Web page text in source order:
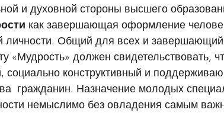
и духовной стороны высшего
как завершающая оформление
личности. Общий для всех и
«Мудрость» должен свидетельствовать,
социально конструктивный и
гражданин. Назначение молодых
немыслимо без овладения самым